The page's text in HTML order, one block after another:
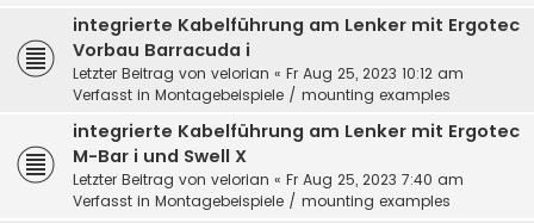
integrierte Kabelführung am Lenker mit Ergotec
Vorbau Barracuda i
Letzter Beitrag von velorian « Fr Aug 25, 2023 10:12 am
Verfasst in Montagebeispiele / mounting examples
integrierte Kabelführung am Lenker mit Ergotec
M-Bar i und Swell X
Letzter Beitrag von velorian « Fr Aug 25, 2023 7:40 am
Verfasst in Montagebeispiele / mounting examples